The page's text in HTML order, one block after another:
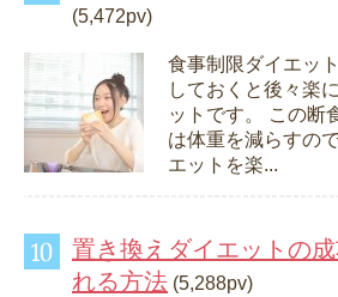
(5,472pv)
食事制限ダイエッ
しておくと後々楽
ットです。 この断
は体重を減らすの
エットを楽...
置き換えダイエットの
れる方法 (5,288pv)